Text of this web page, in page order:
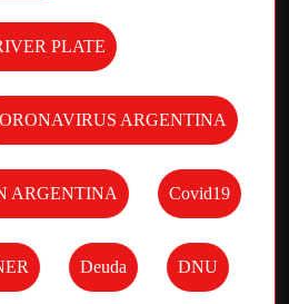
PLATE
ARGENTINA
ARGENTINA Covid19
Deuda DNU